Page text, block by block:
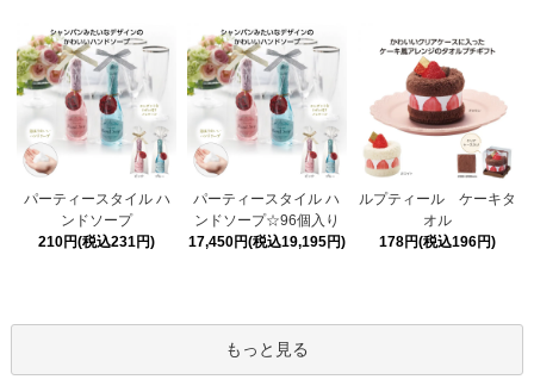
パーティースタイル ハ
ンドソープ
210円(税込231円)
パーティースタイル ハ
ンドソープ☆96個入り
17,450円(税込19,195円)
ルプティール ケーキタ
オル
178円(税込196円)
もっと見る